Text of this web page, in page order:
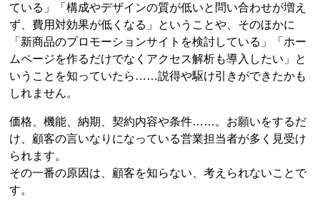
ている」「構成やデザインの質が低いと問い合わせが増え
ず、費用対効果が低くなる」ということや、そのほかに
「新商品のプロモーションサイトを検討している」「ホー
ムページを作るだけでなくアクセス解析も導入したい」と
いうことを知っていたら……説得や駆け引きができたかも
しれません。
価格、機能、納期、契約内容や条件……。お願いをするだ
け、顧客の言いなりになっている営業担当者が多く見受け
られます。
その一番の原因は、顧客を知らない、考えられないことで
す。